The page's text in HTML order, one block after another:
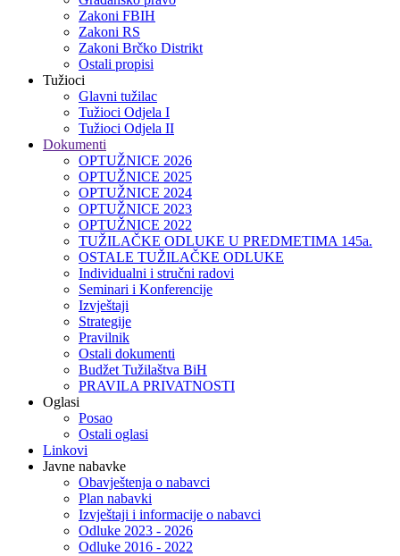
Zakoni FBIH
Zakoni RS
Zakoni Brčko Distrikt
Ostali propisi
Tužioci
Glavni tužilac
Tužioci Odjela I
Tužioci Odjela II
Dokumenti
OPTUŽNICE 2026
OPTUŽNICE 2025
OPTUŽNICE 2024
OPTUŽNICE 2023
OPTUŽNICE 2022
TUŽILAČKE ODLUKE U PREDMETIMA 145a.
OSTALE TUŽILAČKE ODLUKE
Individualni i stručni radovi
Seminari i Konferencije
Izvještaji
Strategije
Pravilnik
Ostali dokumenti
Budžet Tužilaštva BiH
PRAVILA PRIVATNOSTI
Oglasi
Posao
Ostali oglasi
Linkovi
Javne nabavke
Obavještenja o nabavci
Plan nabavki
Izvještaji i informacije o nabavci
Odluke 2023 - 2026
Odluke 2016 - 2022